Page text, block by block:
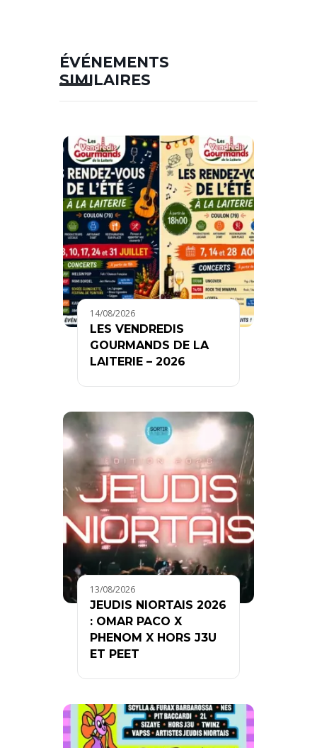
ÉVÉNEMENTS
SIMILAIRES
14/08/2026
LES VENDREDIS
GOURMANDS DE LA
LAITERIE – 2026
13/08/2026
JEUDIS NIORTAIS 2026
: OMAR PACO X
PHENOM X HORS J3U
ET PEET